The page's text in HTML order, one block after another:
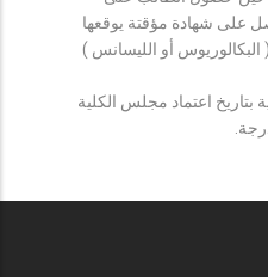
على شهادة مؤقتة يوقعها
( البكالوريوس أو الليسانس )
بتاريخ اعتماد مجلس الكلية